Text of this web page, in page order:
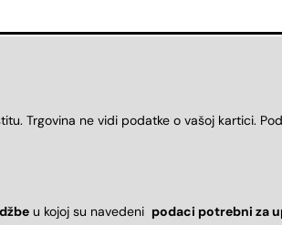
Trgovina ne vidi podatke o vašoj kartici.
u kojoj su navedeni podaci potrebni za